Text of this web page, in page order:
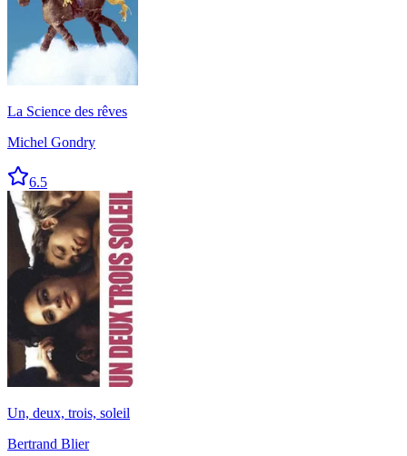
La Science des rêves
Michel Gondry
6.5
Un, deux, trois, soleil
Bertrand Blier